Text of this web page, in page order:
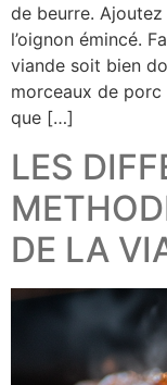
de beurre.
l’oignon émincé.
viande soit bien
morceaux de
que […]
LES
DE LA